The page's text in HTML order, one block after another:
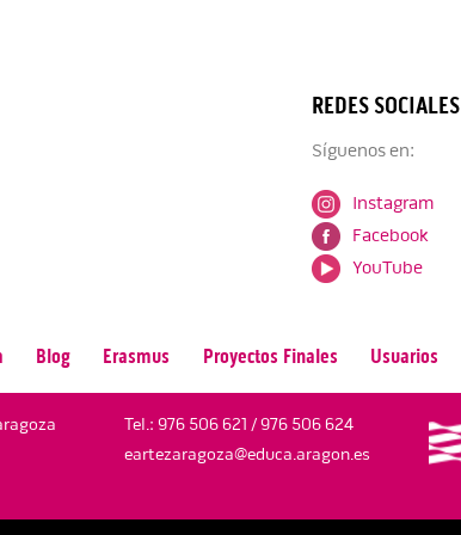
REDES SOCIALES
Síguenos en:
Instagram
Facebook
YouTube
Blog Erasmus Proyectos Finales Usuarios
Tel.: 976 506 621 /976 506 624
eartezaragoza@educa.aragon.es